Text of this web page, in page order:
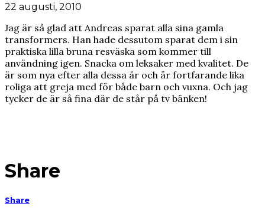
22 augusti, 2010
Jag är så glad att Andreas sparat alla sina gamla
transformers. Han hade dessutom sparat dem i sin
praktiska lilla bruna resväska som kommer till
användning igen. Snacka om leksaker med kvalitet. De
är som nya efter alla dessa år och är fortfarande lika
roliga att greja med för både barn och vuxna. Och jag
tycker de är så fina där de står på tv bänken!
Share
Share